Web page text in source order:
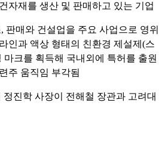
자재를 생산 및 판매하고 있는 기업
판매와 건설업을 주요 사업으로 영위
인과 액상 형태의 친환경 제설제(스
마크를 획득해 국내외에 특허를 출원
주 움직임 부각됨
정진학 사장이 전해철 장관과 고려대